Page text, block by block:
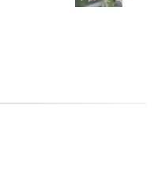
かなり苦労して名前を決めて